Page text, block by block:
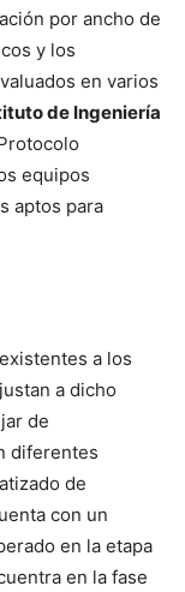
por ancho de
y los
en varios
de Ingeniería
equipos
aptos para
a los
a dicho
de
diferentes
de
con un
en la etapa
en la fase